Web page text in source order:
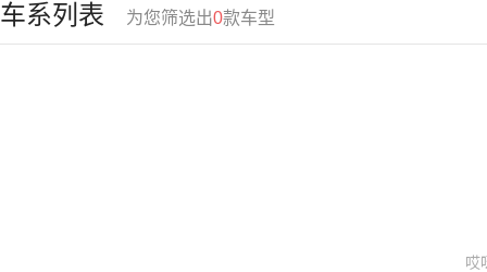
车系列表 为您筛选出0款车型
哎